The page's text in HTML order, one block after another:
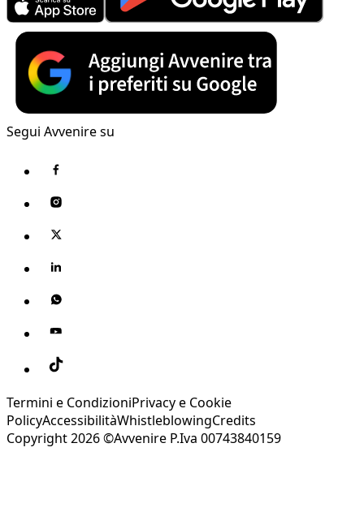
Segui Avvenire su
Termini e CondizioniPrivacy e Cookie
PolicyAccessibilitàWhistleblowingCredits
Copyright 2026 ©Avvenire P.Iva 00743840159